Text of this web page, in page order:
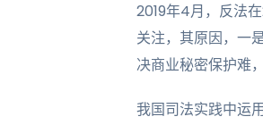
2019年4月，反法
关注，其原因，一
决商业秘密保护难
我国司法实践中运